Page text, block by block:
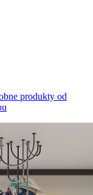
produkty od